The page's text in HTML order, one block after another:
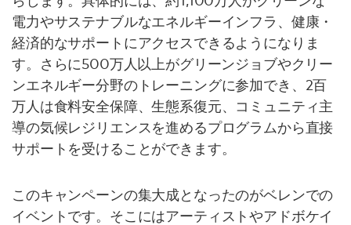
電力やサステナブルなエネルギーインフラ、健康・
経済的なサポートにアクセスできるようになりま
す。さらに500万人以上がグリーンジョブやクリー
ンエネルギー分野のトレーニングに参加でき、2百
万人は食料安全保障、生態系復元、コミュニティ主
導の気候レジリエンスを進めるプログラムから直接
サポートを受けることができます。
このキャンペーンの集大成となったのがベレンでの
イベントです。そこにはアーティストやアドボケイ